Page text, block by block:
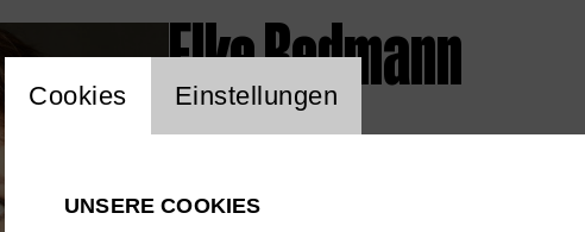
Elke Redmann
Einstellung Website Cookie
Cookies Einstellungen
UNSERE COOKIES